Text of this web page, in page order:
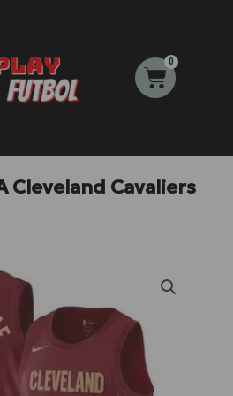
0
Carrito
Cleveland Cavaliers